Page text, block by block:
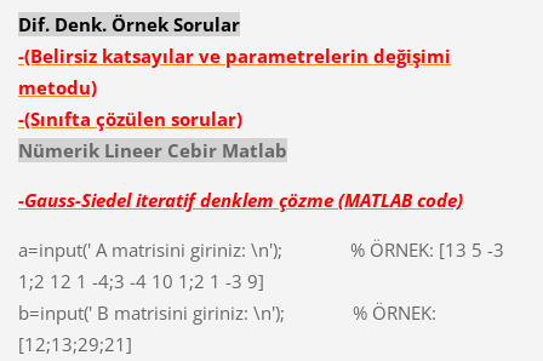
Dif. Denk. Örnek Sorular
-(Belirsiz katsayılar ve parametrelerin değişimi
metodu)
-(Sınıfta çözülen sorular)
Nümerik Lineer Cebir Matlab
-Gauss-Siedel iteratif denklem çözme (MATLAB code)
a=input(' A matrisini giriniz: \n'); % ÖRNEK: [13 5 -3
1;2 12 1 -4;3 -4 10 1;2 1 -3 9]
b=input(' B matrisini giriniz: \n'); % ÖRNEK:
[12;13;29;21]